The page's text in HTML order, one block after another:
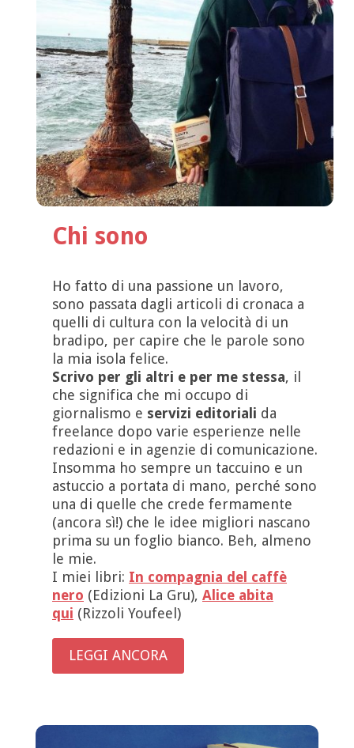
Chi sono
Ho fatto di una passione un lavoro,
sono passata dagli articoli di cronaca a
quelli di cultura con la velocità di un
bradipo, per capire che le parole sono
la mia isola felice.
Scrivo per gli altri e per me stessa, il
che significa che mi occupo di
giornalismo e servizi editoriali da
freelance dopo varie esperienze nelle
redazioni e in agenzie di comunicazione.
Insomma ho sempre un taccuino e un
astuccio a portata di mano, perché sono
una di quelle che crede fermamente
(ancora sì!) che le idee migliori nascano
prima su un foglio bianco. Beh, almeno
le mie.
I miei libri: In compagnia del caffè
nero (Edizioni La Gru), Alice abita
qui (Rizzoli Youfeel)
LEGGI ANCORA